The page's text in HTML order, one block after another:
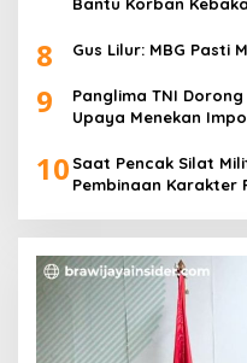
Bantu Korban
8 Gus Lilur: MBG Pasti
9
Panglima TNI
Upaya Menekan
10 Saat Pencak Silat
Pembinaan Karakter